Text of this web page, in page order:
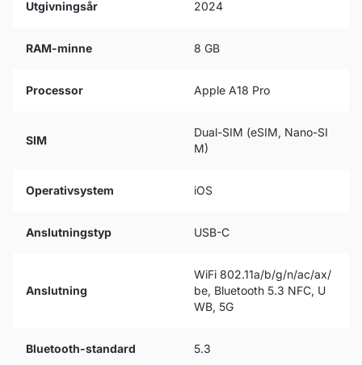
Utgivningsår 2024
RAM-minne 8 GB
Processor Apple A18 Pro
SIM
Dual-SIM (eSIM, Nano-SI
M)
Operativsystem iOS
Anslutningstyp USB-C
Anslutning
WiFi 802.11a/b/g/n/ac/ax/
be, Bluetooth 5.3 NFC, U
WB, 5G
Bluetooth-standard 5.3